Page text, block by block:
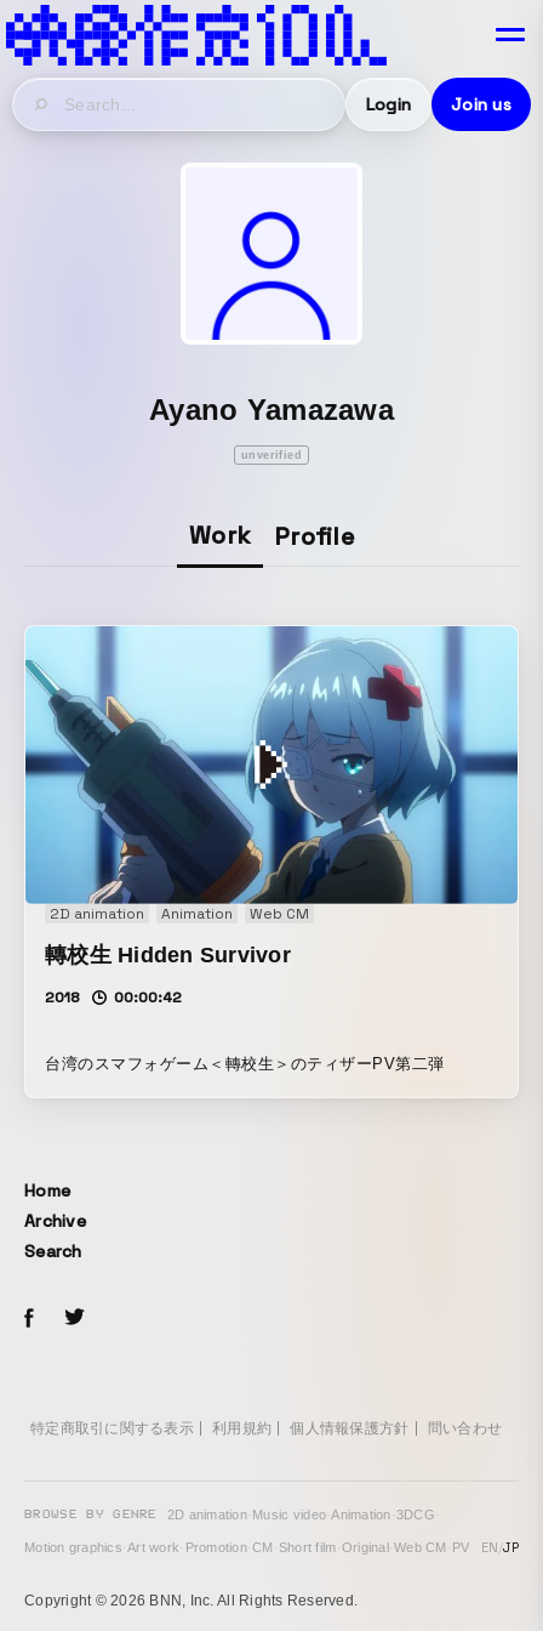
Login Join us
Ayano Yamazawa
unverified
Work Profile
2D animation Animation Web CM
轉校生 Hidden Survivor
2018 00:00:42
台湾のスマフォゲーム＜轉校生＞のティザーPV第二弾
Home
Archive
Search
特定商取引に関する表示 利用規約 個人情報保護方針 問い合わせ
BROWSE BY GENRE 2D animation· Music video·Animation·3DCG·
Motion graphics·Art work· Promotion·CM · Short film·Original ·Web CM · PV EN/JP
Copyright © 2026 BNN, Inc. All Rights Reserved.